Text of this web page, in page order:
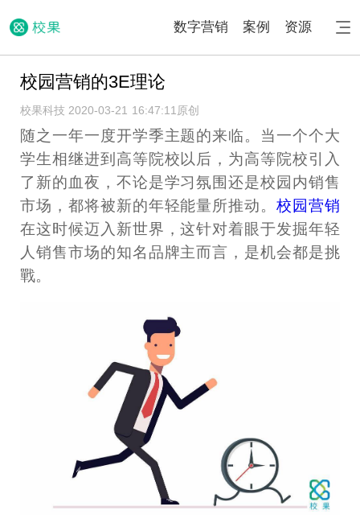
数字营销 案例 资源
校园营销的3E理论
校果科技 2020-03-21 16:47:11 原创
随之一年一度开学季主题的来临。当一个个大
学生相继进到高等院校以后，为高等院校引入
了新的血夜，不论是学习氛围还是校园内销售
市场，都将被新的年轻能量所推动。校园营销
在这时候迈入新世界，这针对着眼于发掘年轻
人销售市场的知名品牌主而言，是机会都是挑
戰。